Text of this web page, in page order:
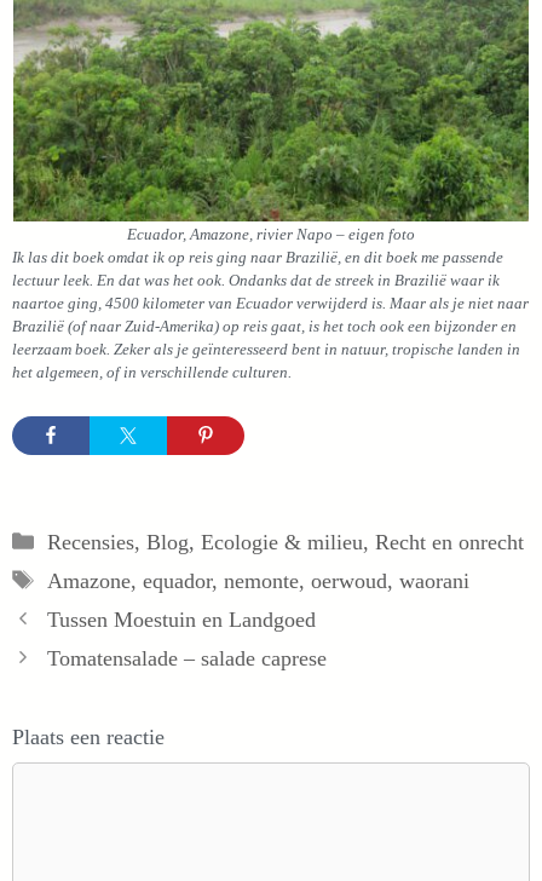
Ecuador, Amazone, rivier Napo – eigen foto
Ik las dit boek omdat ik op reis ging naar Brazilië, en dit boek me passende
lectuur leek. En dat was het ook. Ondanks dat de streek in Brazilië waar ik
naartoe ging, 4500 kilometer van Ecuador verwijderd is. Maar als je niet naar
Brazilië (of naar Zuid-Amerika) op reis gaat, is het toch ook een bijzonder en
leerzaam boek. Zeker als je geïnteresseerd bent in natuur, tropische landen in
het algemeen, of in verschillende culturen.
Categorieën
Recensies, Blog, Ecologie & milieu, Recht en onrecht
Tags
Amazone, equador, nemonte, oerwoud, waorani
Tussen Moestuin en Landgoed
Tomatensalade – salade caprese
Plaats een reactie